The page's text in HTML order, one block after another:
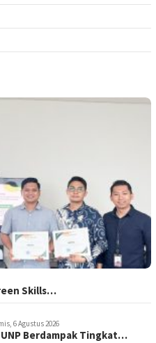
Skills…
6 Agustus 2026
Berdampak Tingkat…